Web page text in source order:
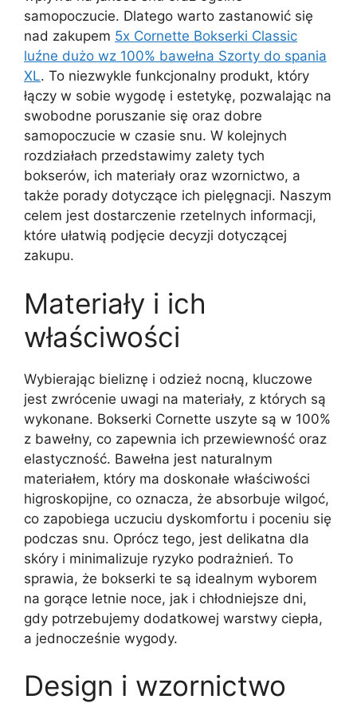
samopoczucie. Dlatego warto zastanowić się
nad zakupem 5x Cornette Bokserki Classic
luźne dużo wz 100% bawełna Szorty do spania
XL. To niezwykle funkcjonalny produkt, który
łączy w sobie wygodę i estetykę, pozwalając na
swobodne poruszanie się oraz dobre
samopoczucie w czasie snu. W kolejnych
rozdziałach przedstawimy zalety tych
bokserów, ich materiały oraz wzornictwo, a
także porady dotyczące ich pielęgnacji. Naszym
celem jest dostarczenie rzetelnych informacji,
które ułatwią podjęcie decyzji dotyczącej
zakupu.
Materiały i ich
właściwości
Wybierając bieliznę i odzież nocną, kluczowe
jest zwrócenie uwagi na materiały, z których są
wykonane. Bokserki Cornette uszyte są w 100%
z bawełny, co zapewnia ich przewiewność oraz
elastyczność. Bawełna jest naturalnym
materiałem, który ma doskonałe właściwości
higroskopijne, co oznacza, że absorbuje wilgoć,
co zapobiega uczuciu dyskomfortu i poceniu się
podczas snu. Oprócz tego, jest delikatna dla
skóry i minimalizuje ryzyko podrażnień. To
sprawia, że bokserki te są idealnym wyborem
na gorące letnie noce, jak i chłodniejsze dni,
gdy potrzebujemy dodatkowej warstwy ciepła,
a jednocześnie wygody.
Design i wzornictwo